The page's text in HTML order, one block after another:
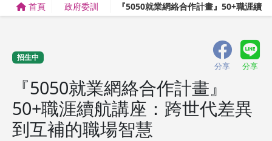
首頁 政府委訓 『5050就業網絡合作計畫』50+職涯續
招生中
分享 分享
『5050就業網絡合作計畫』
50+職涯續航講座：跨世代差異
到互補的職場智慧